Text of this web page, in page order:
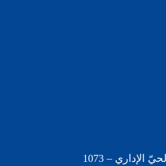
1، شارع اليابان، الحيّ الإداري – 1073